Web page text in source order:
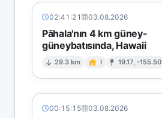
02:41:21 03.08.2026
Pāhala'nın 4 km güney-
güneybatısında, Hawaii
29.3 km I 19.17, -155.50
00:15:15 03.08.2026